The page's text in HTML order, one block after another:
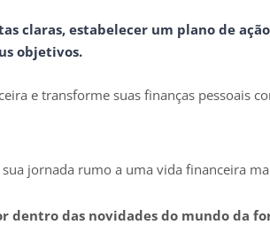
claras, estabelecer um plano de
objetivos.
e transforme suas finanças pessoais
sua jornada rumo a uma vida financeira
dentro das novidades do mundo da